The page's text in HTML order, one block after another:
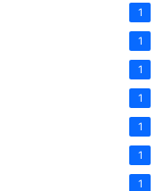
1
1
1
1
1
1
1